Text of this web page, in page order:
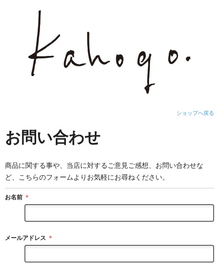
ショップへ戻る
お問い合わせ
商品に関する事や、当店に対するご意見ご感想、お問い合わせな
ど、こちらのフォームよりお気軽にお尋ねください。
お名前 ＊
メールアドレス ＊